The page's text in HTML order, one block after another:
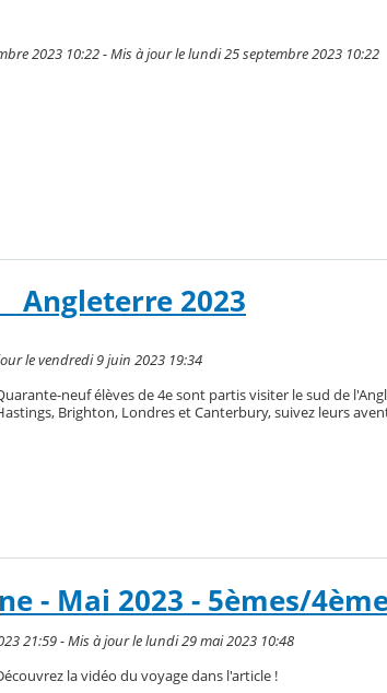
2023 10:22 - Mis à jour le lundi 25 septembre 2023 10:22
Angleterre 2023
le vendredi 9 juin 2023 19:34
neuf élèves de 4e sont partis visiter le sud de
Brighton, Londres et Canterbury, suivez leurs
- Mai 2023 - 5èmes/
21:59 - Mis à jour le lundi 29 mai 2023 10:48
la vidéo du voyage dans l'article !